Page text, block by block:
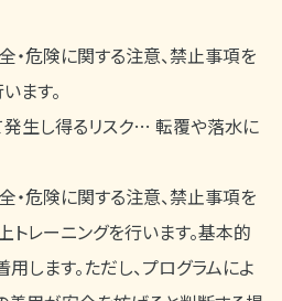
・危険に関する注意、禁止事項を
ます。
生し得るリスク… 転覆や落水に
・危険に関する注意、禁止事項を
トレーニングを行います。基本的
します。ただし、プログラムによ